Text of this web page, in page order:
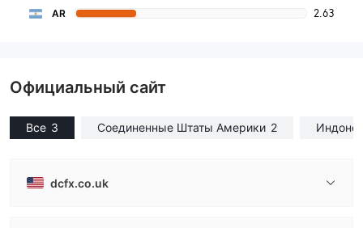
AR 2.63
Официальный сайт
Все 3 Соединенные Штаты Америки 2
dcfx.co.uk